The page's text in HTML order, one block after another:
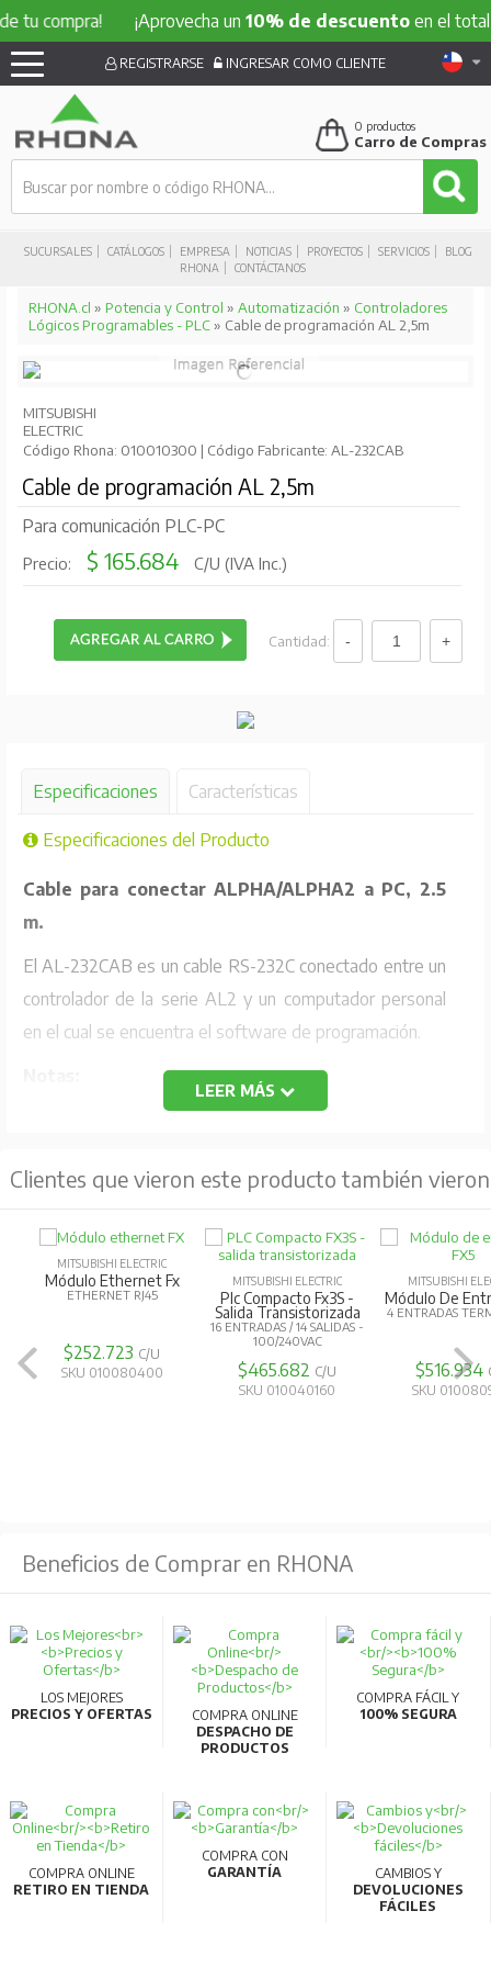
¡Aprovecha un10% de descuentoen el total de tu
SUCURSALES CATÁLOGOS EMPRESA NOTICIAS PROYECTOS SERVICIOS
BLOG
RHONA
CONTÁCTANOS
REGISTRARSE INGRESAR COMO CLIENTE
0 productos
Carro de Compras
RHONA.cl » Potencia y Control » Automatización » Controladores
Lógicos Programables - PLC» Cable de programación AL 2,5m
MITSUBISHI
ELECTRIC
Código Rhona: 010010300 | Código Fabricante: AL-232CAB
Cable de programación AL 2,5m
Para comunicación PLC-PC
Precio: $ 165.684 C/U (IVA Inc.)
Cantidad:
Especificaciones Características
Especificaciones del Producto
Cable para conectar ALPHA/ALPHA2 a PC, 2.5
m.
El AL-232CAB es un cable RS-232C conectado entre un
controlador de la serie AL2 y un computador personal
en el cual se encuentra el software de programación.
El cable AL-232CAB sobresale unos 40 mm por encima
controlador de la serie alpha.
LEER MÁS
Clientes que vieron este producto también vieron
MITSUBISHI ELECTRIC
Módulo Ethernet Fx
ETHERNET RJ45
$252.723 C/U
SKU 010080400
MITSUBISHI ELECTRIC
Plc Compacto Fx3S -
Salida Transistorizada
16 ENTRADAS / 14 SALIDAS -
100/240VAC
$465.682 C/U
SKU 010040160
MITSUBISHI
Módulo De
4 ENTRADAS
$516.934
SKU
Beneficios de Comprar en RHONA
LOS MEJORES
PRECIOS Y OFERTAS
COMPRA ONLINE
DESPACHO DE
PRODUCTOS
COMPRA FÁCIL Y
100% SEGURA
COMPRA ONLINE
RETIRO EN TIENDA
COMPRA CON
GARANTÍA
CAMBIOS Y
DEVOLUCIONES
FÁCILES